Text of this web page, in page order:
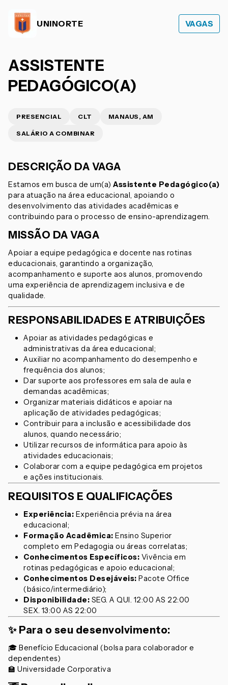
UNINORTE VAGAS
ASSISTENTE
PEDAGÓGICO(A)
PRESENCIAL CLT MANAUS, AM
SALÁRIO A COMBINAR
DESCRIÇÃO DA VAGA
Estamos em busca de um(a) Assistente Pedagógico(a)
para atuação na área educacional, apoiando o
desenvolvimento das atividades acadêmicas e
contribuindo para o processo de ensino-aprendizagem.
MISSÃO DA VAGA
Apoiar a equipe pedagógica e docente nas rotinas
educacionais, garantindo a organização,
acompanhamento e suporte aos alunos, promovendo
uma experiência de aprendizagem inclusiva e de
qualidade.
RESPONSABILIDADES E ATRIBUIÇÕES
Apoiar as atividades pedagógicas e
administrativas da área educacional;
Auxiliar no acompanhamento do desempenho e
frequência dos alunos;
Dar suporte aos professores em sala de aula e
demandas acadêmicas;
Organizar materiais didáticos e apoiar na
aplicação de atividades pedagógicas;
Contribuir para a inclusão e acessibilidade dos
alunos, quando necessário;
Utilizar recursos de informática para apoio às
atividades educacionais;
Colaborar com a equipe pedagógica em projetos
e ações institucionais.
REQUISITOS E QUALIFICAÇÕES
Experiência: Experiência prévia na área
educacional;
Formação Acadêmica: Ensino Superior
completo em Pedagogia ou áreas correlatas;
Conhecimentos Específicos: Vivência em
rotinas pedagógicas e apoio educacional;
Conhecimentos Desejáveis: Pacote Office
(básico/intermediário);
Disponibilidade: SEG. A QUI. 12:00 AS 22:00
SEX. 13:00 AS 22:00
✨ Para o seu desenvolvimento:
🎓 Benefício Educacional (bolsa para colaborador e
dependentes)
🏫 Universidade Corporativa